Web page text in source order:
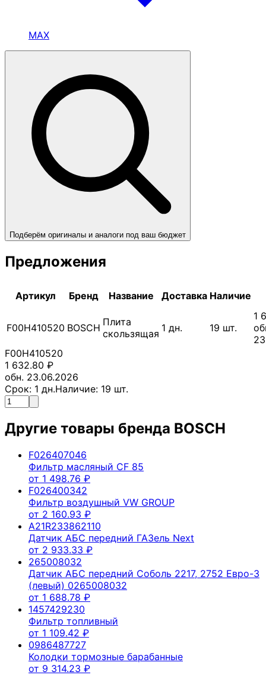
MAX
Подберём оригиналы и аналоги под ваш бюджет
Предложения
Артикул Бренд Название Доставка Наличие
F00H410520 BOSCH Плита
скользящая 1 дн. 19 шт.
1
F00H410520
1 632.80 ₽
обн. 23.06.2026
Срок: 1 дн.Наличие: 19 шт.
Другие товары бренда BOSCH
F026407046
Фильтр масляный CF 85
от 1 498.76 ₽
F026400342
Фильтр воздушный VW GROUP
от 2 160.93 ₽
A21R233862110
Датчик АБС передний ГАЗель Next
от 2 933.33 ₽
265008032
Датчик АБС передний Соболь 2217, 2752 Евро-3
(левый) 0265008032
от 1 688.78 ₽
1457429230
Фильтр топливный
от 1 109.42 ₽
0986487727
Колодки тормозные барабанные
от 9 314.23 ₽